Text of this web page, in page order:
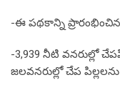
-ఈ పథకాన్ని ప్రారంభించిన
-3,939 నీటి వనరుల్లో
జలవనరుల్లో చేప